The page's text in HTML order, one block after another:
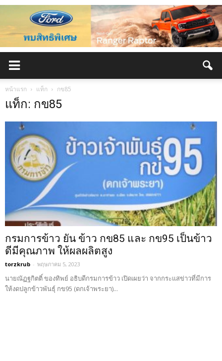
หน้าแรก แท็ก กข85
แท็ก: กข85
กรมการข้าว ยัน ข้าว กข85 และ กข95 เป็นข้าว
ดีมีคุณภาพ ให้ผลผลิตสูง
torzkrub - พฤษภาคม 5, 2023
นายณัฏฐกิตติ์ ของทิพย์ อธิบดีกรมการข้าว เปิดเผยว่า จากกระแสข่าวที่มีการ
ให้งดปลูกข้าวพันธุ์ กข95 (ดกเจ้าพระยา)...